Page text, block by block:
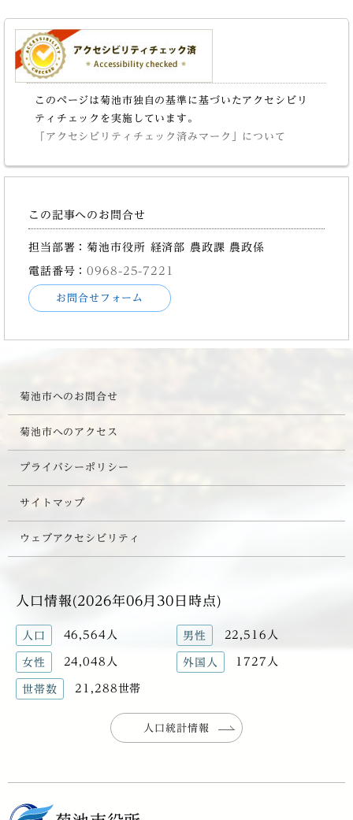
このページは菊池市独自の基準に基づいたアクセシビリ
ティチェックを実施しています。
「アクセシビリティチェック済みマーク」について
この記事へのお問合せ
担当部署：菊池市役所 経済部 農政課 農政係
電話番号：0968-25-7221
お問合せフォーム
菊池市へのお問合せ
菊池市へのアクセス
プライバシーポリシー
サイトマップ
ウェブアクセシビリティ
人口情報(2026年06月30日時点)
人口 46,564人 男性 22,516人
女性 24,048人 外国人 1727人
世帯数 21,288世帯
人口統計情報